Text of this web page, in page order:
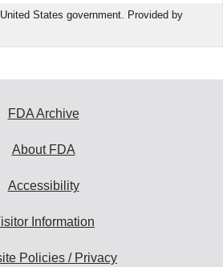
States government. Provided by
FDA Archive
About FDA
Accessibility
Information
Policies / Privacy